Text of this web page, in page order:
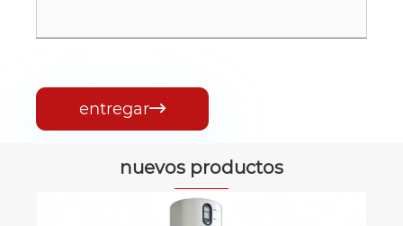
entregar
nuevos productos